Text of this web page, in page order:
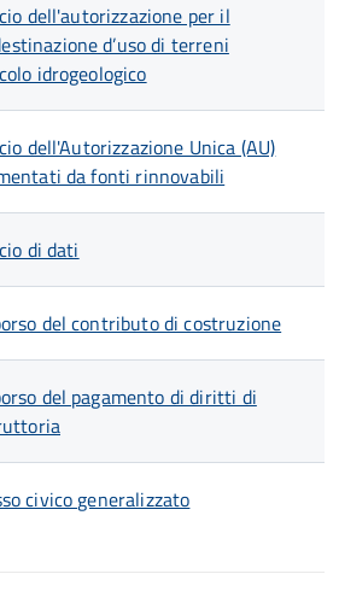
dell'autorizzazione per il
d’uso di terreni
idrogeologico
dell'Autorizzazione Unica (AU)
da fonti rinnovabili
di dati
del contributo di costruzione
del pagamento di diritti di
civico generalizzato